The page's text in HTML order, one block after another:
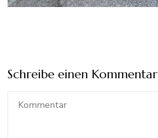
Schreibe einen Kommentar